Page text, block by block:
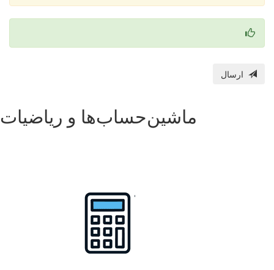
ماشین‌حساب‌ها و ریاضیات